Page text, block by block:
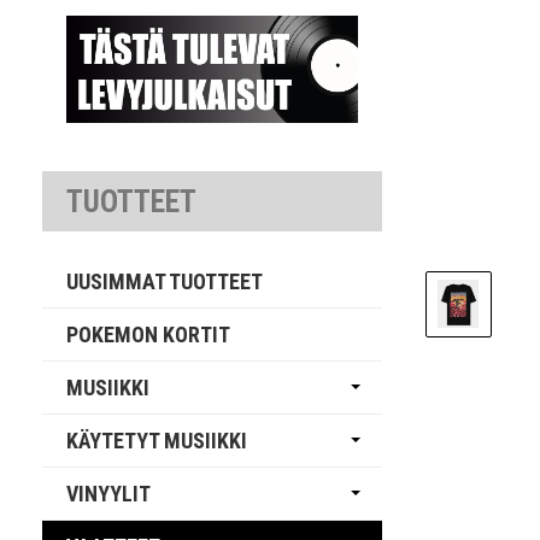
TUOTTEET
UUSIMMAT TUOTTEET
POKEMON KORTIT
MUSIIKKI
KÄYTETYT MUSIIKKI
VINYYLIT